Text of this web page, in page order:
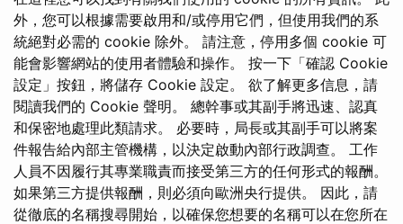
外，您可以根據需要啟用和/或停用它們，但使用我們的系
統絕對必需的 cookie 除外。 請注意，停用多個 cookie 可
能會影響網站的使用者體驗和操作。 按一下「確認 Cookie
設定」按鈕，將儲存 Cookie 設定。 欲了解更多信息，請
閱讀我們的 Cookie 聲明。 總幹事或其副手將迅速、認真
和保密地處理此類請求。 必要時，局長或其副手可以將案
件報告給內部主管機構，以決定啟動內部行政調查。 工作
人員不因履行其專業職責而接受第三方的任何形式的報酬。
如果第三方提供報酬，則必須向歐洲央行提供。 因此，請
從徹底的名稱搜尋開始，以確保您想要的名稱可以在您所在